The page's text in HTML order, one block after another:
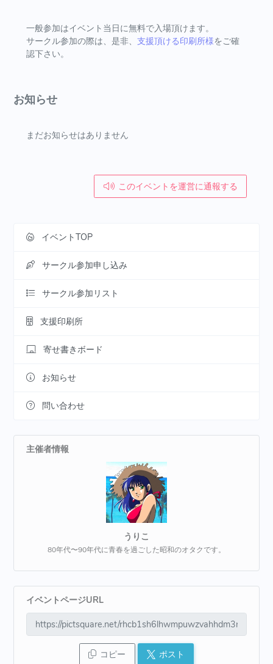
一般参加はイベント当日に無料で入場頂けます。
サークル参加の際は、是非、 支援頂ける印刷所様をご確
認下さい。
お知らせ
まだお知らせはありません
このイベントを運営に通報する
イベントTOP
サークル参加申し込み
サークル参加リスト
支援印刷所
寄せ書きボード
お知らせ
問い合わせ
主催者情報
うりこ
80年代〜90年代に青春を過ごした昭和のオタクです。
イベントページURL
コピー ポスト